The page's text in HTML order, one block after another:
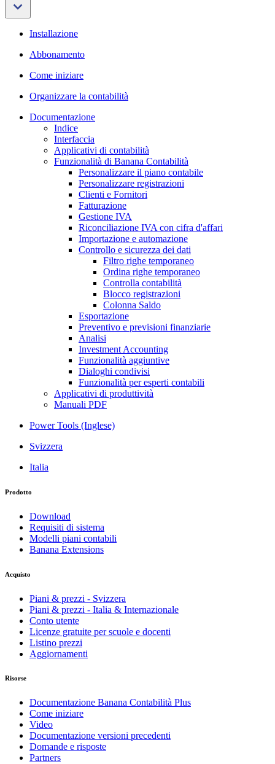
Installazione
Abbonamento
Come iniziare
Organizzare la contabilità
Documentazione
Indice
Interfaccia
Applicativi di contabilità
Funzionalità di Banana Contabilità
Personalizzare il piano contabile
Personalizzare registrazioni
Clienti e Fornitori
Fatturazione
Gestione IVA
Riconciliazione IVA con cifra d'affari
Importazione e automazione
Controllo e sicurezza dei dati
Filtro righe temporaneo
Ordina righe temporaneo
Controlla contabilità
Blocco registrazioni
Colonna Saldo
Esportazione
Preventivo e previsioni finanziarie
Analisi
Investment Accounting
Funzionalità aggiuntive
Dialoghi condivisi
Funzionalità per esperti contabili
Applicativi di produttività
Manuali PDF
Power Tools (Inglese)
Svizzera
Italia
Prodotto
Download
Requisiti di sistema
Modelli piani contabili
Banana Extensions
Acquisto
Piani & prezzi - Svizzera
Piani & prezzi - Italia & Internazionale
Conto utente
Licenze gratuite per scuole e docenti
Listino prezzi
Aggiornamenti
Risorse
Documentazione Banana Contabilità Plus
Come iniziare
Video
Documentazione versioni precedenti
Domande e risposte
Partners